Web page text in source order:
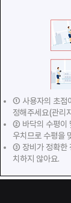
① 사용자의 초점
정해주세요(관리
② 바닥의 수평이
우치므로 수평을
③ 장비가 정확한
치하지 않아요.